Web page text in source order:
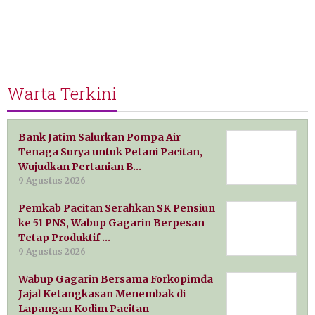
Warta Terkini
Bank Jatim Salurkan Pompa Air
Tenaga Surya untuk Petani Pacitan,
Wujudkan Pertanian B…
9 Agustus 2026
Pemkab Pacitan Serahkan SK Pensiun
ke 51 PNS, Wabup Gagarin Berpesan
Tetap Produktif …
9 Agustus 2026
Wabup Gagarin Bersama Forkopimda
Jajal Ketangkasan Menembak di
Lapangan Kodim Pacitan